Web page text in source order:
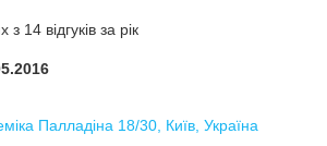
14 відгуків за рік
Палладіна 18/30, Київ, Україна